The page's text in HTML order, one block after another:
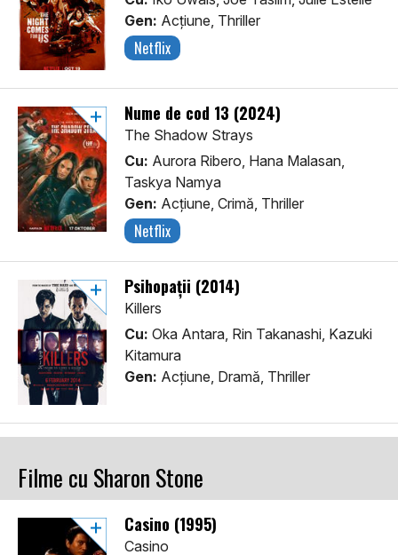
Gen: Acţiune, Thriller
Netflix
Nume de cod 13 (2024)
The Shadow Strays
Cu: Aurora Ribero, Hana Malasan,
Taskya Namya
Gen: Acţiune, Crimă, Thriller
Netflix
Psihopații (2014)
Killers
Cu: Oka Antara, Rin Takanashi, Kazuki
Kitamura
Gen: Acţiune, Dramă, Thriller
Filme cu Sharon Stone
Casino (1995)
Casino